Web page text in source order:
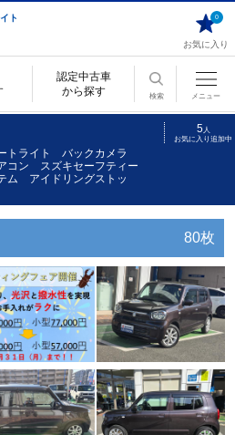
ト
お気に入り
0
認定中古車
から探す
検索 メニュー
トライト バックカメラ
コン スズキセーフティー
ム アイドリングストッ
5人
お気に入り追加中
80枚